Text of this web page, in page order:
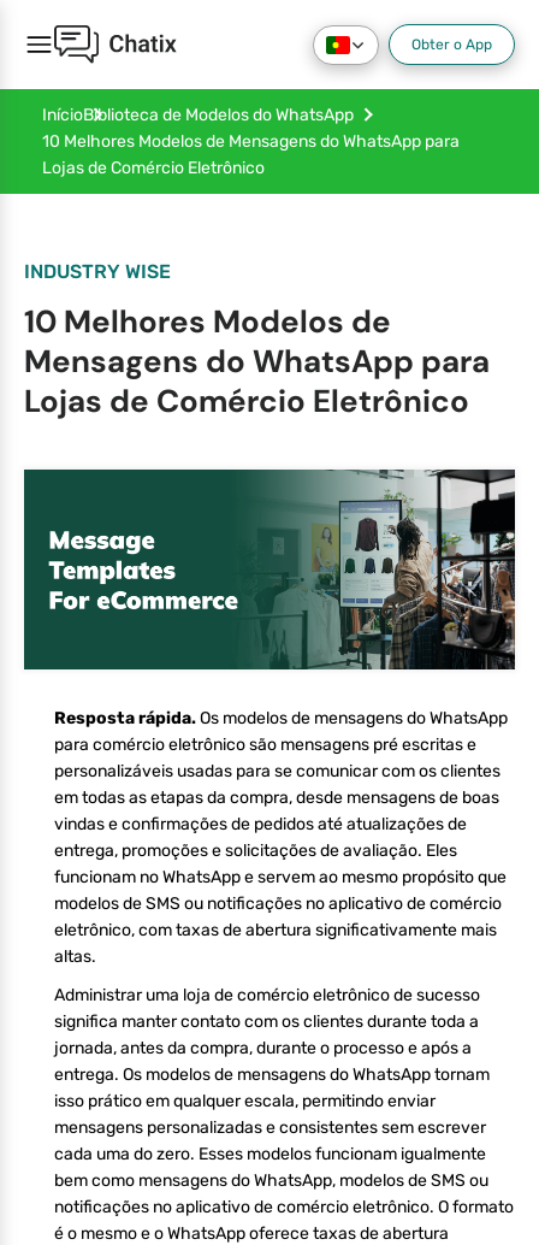
Obter o App
InícioBiblioteca de Modelos do WhatsApp
10 Melhores Modelos de Mensagens do WhatsApp para
Lojas de Comércio Eletrônico
INDUSTRY WISE
10 Melhores Modelos de
Mensagens do WhatsApp para
Lojas de Comércio Eletrônico
Resposta rápida.Os modelos de mensagens do WhatsApp
para comércio eletrônico são mensagens pré escritas e
personalizáveis usadas para se comunicar com os clientes
em todas as etapas da compra, desde mensagens de boas
vindas e confirmações de pedidos até atualizações de
entrega, promoções e solicitações de avaliação. Eles
funcionam no WhatsApp e servem ao mesmo propósito que
modelos de SMS ou notificações no aplicativo de comércio
eletrônico, com taxas de abertura significativamente mais
altas.
Administrar uma loja de comércio eletrônico de sucesso
significa manter contato com os clientes durante toda a
jornada, antes da compra, durante o processo e após a
entrega. Os modelos de mensagens do WhatsApp tornam
isso prático em qualquer escala, permitindo enviar
mensagens personalizadas e consistentes sem escrever
cada uma do zero. Esses modelos funcionam igualmente
bem como mensagens do WhatsApp, modelos de SMS ou
notificações no aplicativo de comércio eletrônico. O formato
é o mesmo e o WhatsApp oferece taxas de abertura